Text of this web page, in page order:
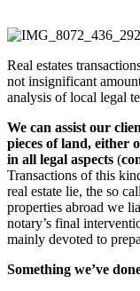
Real estates
not insignificant
analysis of local legal
We can assist our
pieces of land, either
in all legal aspects (
Transactions of this
real estate lie, the so
properties abroad we
notary’s final
mainly devoted to
Something we’ve